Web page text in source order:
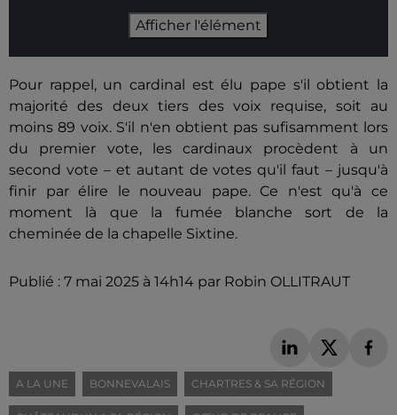
Afficher l'élément
Pour rappel, un cardinal est élu pape s'il obtient la
majorité des deux tiers des voix requise, soit au
moins 89 voix. S'il n'en obtient pas sufisamment lors
du premier vote, les cardinaux procèdent à un
second vote – et autant de votes qu'il faut – jusqu'à
finir par élire le nouveau pape. Ce n'est qu'à ce
moment là que la fumée blanche sort de la
cheminée de la chapelle Sixtine.
Publié : 7 mai 2025 à 14h14 par Robin OLLITRAUT
A LA UNE BONNEVALAIS CHARTRES & SA RÉGION